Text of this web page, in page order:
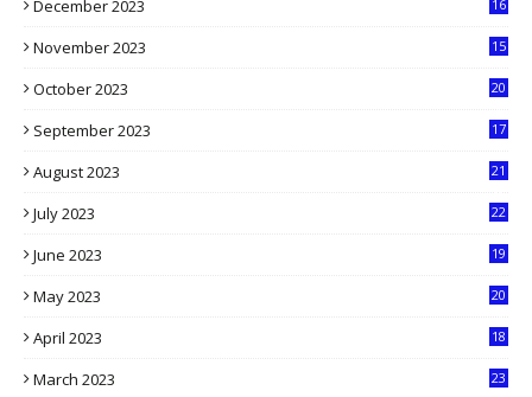
December 2023
16
November 2023
15
October 2023
20
September 2023
17
August 2023
21
July 2023
22
June 2023
19
May 2023
20
April 2023
18
March 2023
23